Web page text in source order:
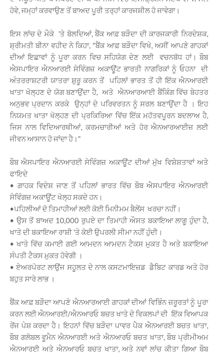
ਹੋਵੇ, ਜਮ੍ਹਾਂ ਕਰਵਾਉਣ ਤੋਂ ਬਾਅਦ ਪੂਰੀ ਤਰ੍ਹਾਂ ਕਾਰਜਸ਼ੀਲ ਹੋ ਜਾਵੇਗਾ।
ਇਸ ਲਾਂਚ ਦੇ ਮੌਕੇ 'ਤੇ ਬੋਲਦਿਆਂ, ਬੈਂਕ ਆਫ਼ ਬੜੌਦਾ ਦੀ ਕਾਰਜਕਾਰੀ ਨਿਰਦੇਸ਼ਕ,
ਸ਼੍ਰੀਮਤੀ ਬੀਨਾ ਵਹੀਦ ਨੇ ਕਿਹਾ, "ਬੈਂਕ ਆਫ਼ ਬੜੌਦਾ ਵਿਖੇ, ਅਸੀਂ ਆਪਣੇ ਗਾਹਕਾਂ
ਦੀਆਂ ਇਛਾਵਾਂ ਨੂੰ ਪੂਰਾ ਕਰਨ ਵਿਚ ਸਹਿਯੋਗ ਦੇਣ ਲਈ ਵਚਨਬੱਧ ਹਾਂ। ਬੌਬ
ਐਸਪਾਇਰ ਐਨਆਰਈ ਸੇਵਿੰਗਜ਼ ਅਕਾਊਂਟ ਭਾਰਤੀ ਨਾਗਰਿਕਾਂ ਨੂੰ ਓਹਨਾ ਦੀ
ਅੰਤਰਰਾਸ਼ਟਰੀ ਯਾਤਰਾ ਸ਼ੁਰੂ ਕਰਨ ਤੋਂ ਪਹਿਲਾਂ ਭਾਰਤ ਤੋਂ ਹੀ ਇੱਕ ਐਨਆਰਈ
ਖਾਤਾ ਖੋਲ੍ਹਣ ਦੇ ਯੋਗ ਬਣਾਉਂਦਾ ਹੈ, ਅਤੇ ਐਨਆਰਆਈ ਬੈਂਕਿੰਗ ਵਿੱਚ ਬੇਹਤਰ
ਅਨੁਭਵ ਪ੍ਰਦਾਨ ਕਰਕੇ ਉਨ੍ਹਾਂ ਦੇ ਪਰਿਵਰਤਨ ਨੂੰ ਸਰਲ ਬਣਾਉਂਦਾ ਹੈ । ਇਹ
ਨਿਯਮਤ ਖਾਤਾ ਖੋਲ੍ਹਣ ਦੀ ਪ੍ਰਕਿਰਿਆ ਵਿੱਚ ਇੱਕ ਮਹੱਤਵਪੂਰਨ ਬਦਲਾਅ ਹੈ,
ਜਿਸ ਨਾਲ ਵਿਦਿਆਰਥੀਆਂ, ਕਰਮਚਾਰੀਆਂ ਅਤੇ ਹੋਰ ਐਨਆਰਆਈਜ਼ ਲਈ
ਜੀਵਨ ਆਸਾਨ ਹੋ ਜਾਂਦਾ ਹੈ।"
ਬੌਬ ਐਸਪਾਇਰ ਐਨਆਰਈ ਸੇਵਿੰਗਜ਼ ਅਕਾਊਂਟ ਦੀਆਂ ਮੁੱਖ ਵਿਸ਼ੇਸ਼ਤਾਵਾਂ ਅਤੇ
ਫਾਇਦੇ
• ਗਾਹਕ ਵਿਦੇਸ਼ ਜਾਣ ਤੋਂ ਪਹਿਲਾਂ ਭਾਰਤ ਵਿੱਚ ਬੌਬ ਐਸਪਾਇਰ ਐਨਆਰਈ
ਸੇਵਿੰਗਜ਼ ਅਕਾਊਂਟ ਖੋਲ੍ਹ ਸਕਦੇ ਹਨ।
•ਪਹਿਲੀਆਂ ਦੋ ਤਿਮਾਹੀਆਂ ਲਈ ਕੋਈ ਮਿਨੀਮਮ ਬੈਲੇਂਸ ਖਰਚਾ ਨਹੀਂ।
• ਉਸ ਤੋਂ ਬਾਅਦ 10,000 ਰੁਪਏ ਦਾ ਤਿਮਾਹੀ ਔਸਤ ਬਕਾਇਆ ਲਾਗੂ ਹੁੰਦਾ ਹੈ,
ਖਾਤੇ ਦੀ ਬਕਾਇਆ ਰਾਸ਼ੀ 'ਤੇ ਕੋਈ ਉਪਰਲੀ ਸੀਮਾ ਨਹੀਂ ਹੁੰਦੀ।
• ਖਾਤੇ ਵਿੱਚ ਕਮਾਈ ਗਈ ਆਮਦਨ ਆਮਦਨ ਟੈਕਸ ਮੁਕਤ ਹੈ ਅਤੇ ਬਕਾਇਆ
ਸੰਪਤੀ ਟੈਕਸ ਮੁਕਤ ਹੋਵੇਗੀ ।
• ਏਅਰਪੋਰਟ ਲਾਉਂਜ ਸਹੂਲਤ ਦੇ ਨਾਲ ਕਸਟਮਾਇਜ਼ਡ ਡੈਬਿਟ ਕਾਰਡ ਅਤੇ ਹੋਰ
ਬਹੁਤ ਸਾਰੇ ਲਾਭ ।
ਬੈਂਕ ਆਫ਼ ਬੜੌਦਾ ਆਪਣੇ ਐਨਆਰਆਈ ਗਾਹਕਾਂ ਦੀਆਂ ਵਿਭਿੰਨ ਜ਼ਰੂਰਤਾਂ ਨੂੰ ਪੂਰਾ
ਕਰਨ ਲਈ ਐਨਆਰਈ/ਐਨਆਰਓ ਬਚਤ ਖਾਤੇ ਦੇ ਵਿਕਲਪਾਂ ਦੀ ਇੱਕ ਵਿਆਪਕ
ਰੇਂਜ ਪੇਸ਼ ਕਰਦਾ ਹੈ। ਇਹਨਾਂ ਵਿੱਚ ਬੜੌਦਾ ਪਾਵਰ ਪੈਕ ਐਨਆਰਈ ਬਚਤ ਖਾਤਾ,
ਬੌਬ ਗਲੋਬਲ ਵੂਮੈਨ ਐਨਆਰਈ ਅਤੇ ਐਨਆਰਓ ਬਚਤ ਖਾਤਾ, ਬੌਬ ਪ੍ਰੀਮੀਅਮ
ਐਨਆਰਈ ਅਤੇ ਐਨਆਰਓ ਬਚਤ ਖਾਤਾ, ਅਤੇ ਨਵਾਂ ਲਾਂਚ ਕੀਤਾ ਗਿਆ ਬੌਬ